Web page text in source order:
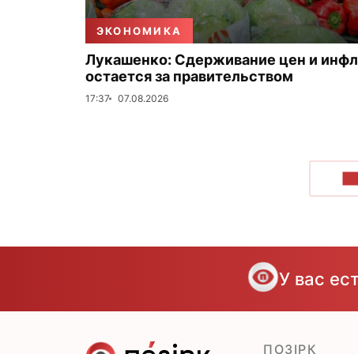
ЭКОНОМИКА
Лукашенко: Сдерживание цен и
остается за правительством
17:37 07.08.2026
У вас
ПОЗІРК